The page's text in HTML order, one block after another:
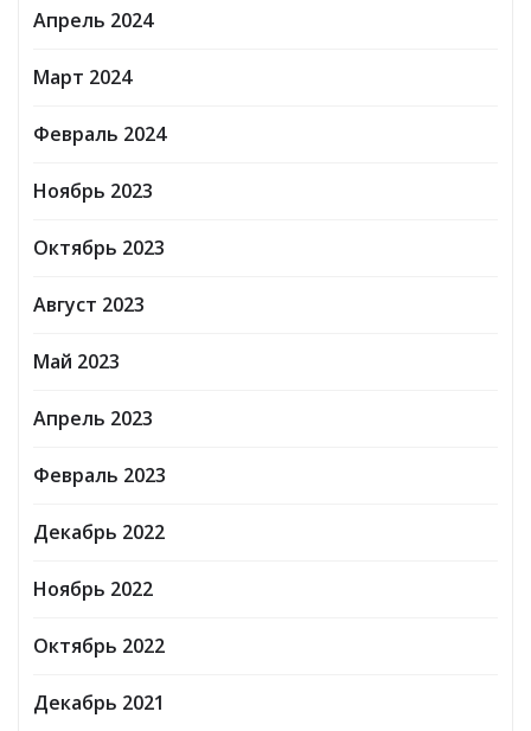
Апрель 2024
Март 2024
Февраль 2024
Ноябрь 2023
Октябрь 2023
Август 2023
Май 2023
Апрель 2023
Февраль 2023
Декабрь 2022
Ноябрь 2022
Октябрь 2022
Декабрь 2021